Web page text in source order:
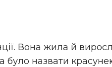
Вона жила й
було назвати